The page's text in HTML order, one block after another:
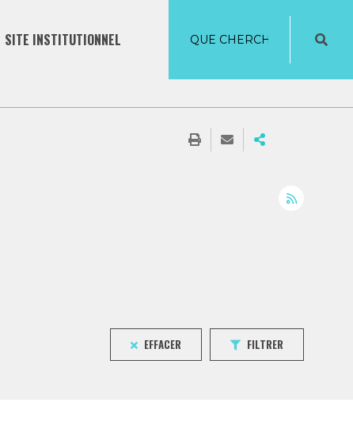
SITE INSTITUTIONNEL
EFFACER FILTRER